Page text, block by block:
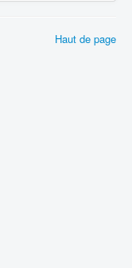
Haut de page